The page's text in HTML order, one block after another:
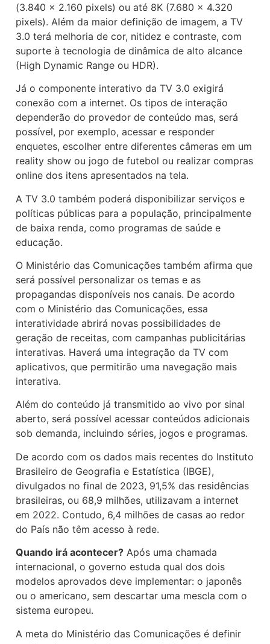
(3.840 x 2.160 pixels) ou até 8K (7.680 x 4.320
pixels). Além da maior definição de imagem, a TV
3.0 terá melhoria de cor, nitidez e contraste, com
suporte à tecnologia de dinâmica de alto alcance
(High Dynamic Range ou HDR).
Já o componente interativo da TV 3.0 exigirá
conexão com a internet. Os tipos de interação
dependerão do provedor de conteúdo mas, será
possível, por exemplo, acessar e responder
enquetes, escolher entre diferentes câmeras em um
reality show ou jogo de futebol ou realizar compras
online dos itens apresentados na tela.
A TV 3.0 também poderá disponibilizar serviços e
políticas públicas para a população, principalmente
de baixa renda, como programas de saúde e
educação.
O Ministério das Comunicações também afirma que
será possível personalizar os temas e as
propagandas disponíveis nos canais. De acordo
com o Ministério das Comunicações, essa
interatividade abrirá novas possibilidades de
geração de receitas, com campanhas publicitárias
interativas. Haverá uma integração da TV com
aplicativos, que permitirão uma navegação mais
interativa.
Além do conteúdo já transmitido ao vivo por sinal
aberto, será possível acessar conteúdos adicionais
sob demanda, incluindo séries, jogos e programas.
De acordo com os dados mais recentes do Instituto
Brasileiro de Geografia e Estatística (IBGE),
divulgados no final de 2023, 91,5% das residências
brasileiras, ou 68,9 milhões, utilizavam a internet
em 2022. Contudo, 6,4 milhões de casas ao redor
do País não têm acesso à rede.
Quando irá acontecer? Após uma chamada
internacional, o governo estuda qual dos dois
modelos aprovados deve implementar: o japonês
ou o americano, sem descartar uma mescla com o
sistema europeu.
A meta do Ministério das Comunicações é definir